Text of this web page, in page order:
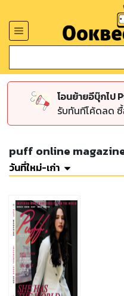
โอนย้ายอีบุ๊กไป
รับทันทีโค้ดลด ซื้
puff online
วันที่ใหม่-เก่า